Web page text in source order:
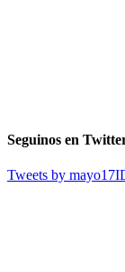
Seguinos en
Tweets by